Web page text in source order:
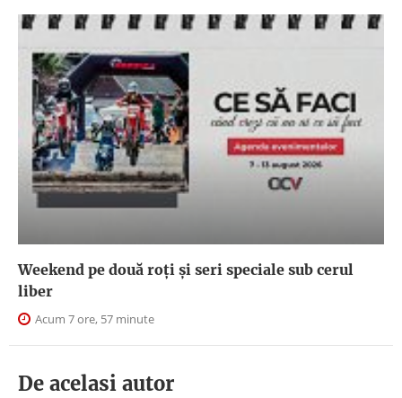
Weekend pe două roți și seri speciale sub cerul
liber
Acum 7 ore, 57 minute
De acelasi autor